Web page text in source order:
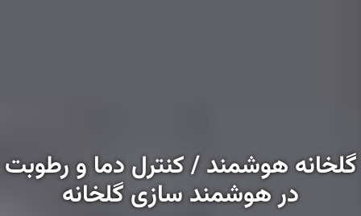
گلخانه هوشمند / کنترل دما و رطوبت
در هوشمند سازی گلخانه